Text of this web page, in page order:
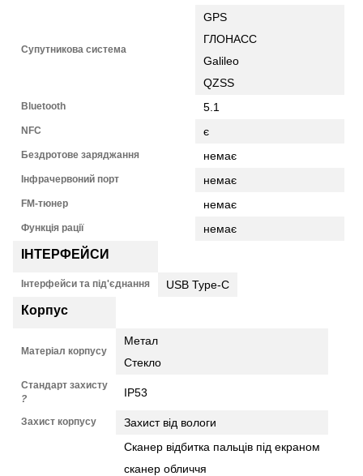
Супутникова система
GPS
ГЛОНАСС
Galileo
QZSS
Bluetooth 5.1
NFC є
Бездротове заряджання немає
Інфрачервоний порт немає
FM-тюнер немає
Функція рації немає
ІНТЕРФЕЙСИ
Інтерфейси та під'єднання USB Type-C
Корпус
Матеріал корпусу
Метал
Стекло
Стандарт захисту
?
IP53
Захист корпусу
Захист від вологи
Сканер відбитка пальців під екраном
сканер обличчя